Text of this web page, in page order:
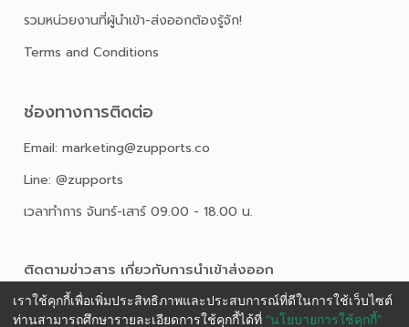
รวมหน่วยงานที่ผู้นำเข้า-ส่งออกต้องรู้จัก!
Terms and Conditions
ช่องทางการติดต่อ
Email: marketing@zupports.co
Line: @zupports
เวลาทำการ จันทร์-เสาร์ 09.00 - 18.00 น.
ติดตามข่าวสาร เกี่ยวกับการนําเข้าส่งออก
เราใช้คุกกี้เพื่อเพิ่มประสิทธิภาพและประสบการณ์ที่ดีในการใช้เว็บไซต์
ท่านสามารถศึกษารายละเอียดการใช้คุกกี้ได้ที่ “นโยบายการใช้คุกกี้”